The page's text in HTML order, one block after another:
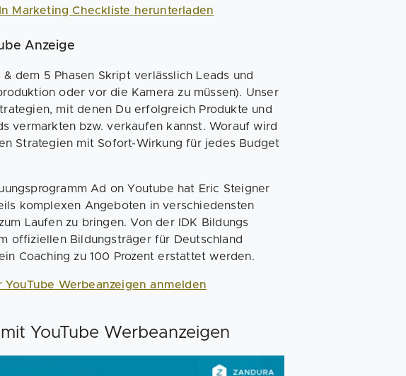
Marketing Checkliste herunterladen
Anzeige
& dem 5 Phasen Skript verlässlich Leads und
oder vor die Kamera zu müssen). Unser
mit denen Du erfolgreich Produkte und
vermarkten bzw. verkaufen kannst. Worauf wird
Strategien mit Sofort-Wirkung für jedes Budget
Ad on Youtube hat Eric Steigner
komplexen Angeboten in verschiedensten
Laufen zu bringen. Von der IDK Bildungs
offiziellen Bildungsträger für Deutschland
Coaching zu 100 Prozent erstattet werden.
YouTube Werbeanzeigen anmelden
YouTube Werbeanzeigen